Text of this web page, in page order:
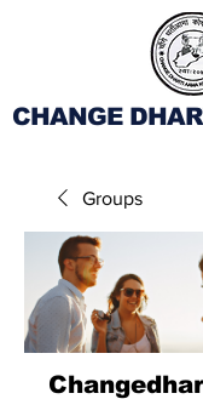
CHANGE
Groups